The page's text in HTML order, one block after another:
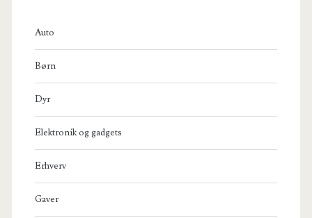
Auto
Børn
Dyr
Elektronik og gadgets
Erhverv
Gaver